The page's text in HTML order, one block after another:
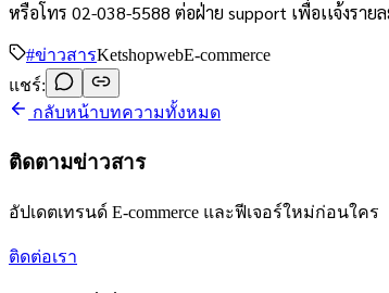
หรือโทร 02-038-5588 ต่อฝ่าย support เพื่อเเจ้งรายล
#ข่าวสารKetshopwebE-commerce
แชร์:
กลับหน้าบทความทั้งหมด
ติดตามข่าวสาร
อัปเดตเทรนด์ E-commerce และฟีเจอร์ใหม่ก่อนใคร
ติดต่อเรา